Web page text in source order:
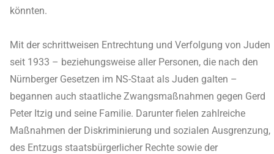
könnten.
Mit der schrittweisen Entrechtung und Verfolgung von Juden
seit 1933 – beziehungsweise aller Personen, die nach den
Nürnberger Gesetzen im NS-Staat als Juden galten –
begannen auch staatliche Zwangsmaßnahmen gegen Gerd
Peter Itzig und seine Familie. Darunter fielen zahlreiche
Maßnahmen der Diskriminierung und sozialen Ausgrenzung,
des Entzugs staatsbürgerlicher Rechte sowie der